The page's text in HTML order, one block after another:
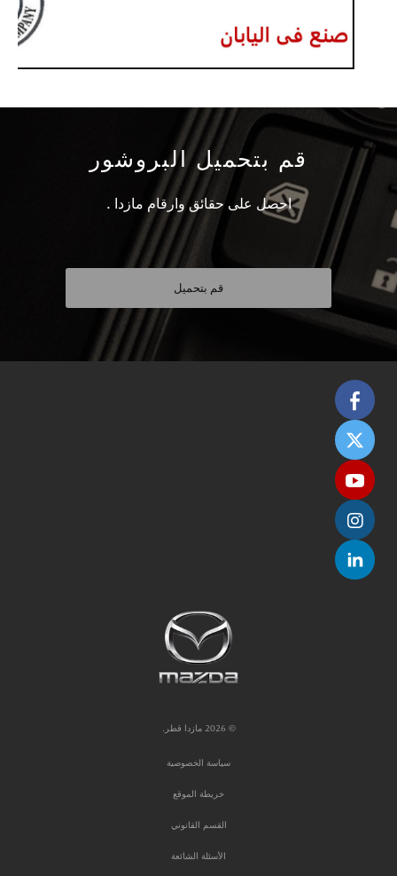
قم بتحميل البروشور
احصل على حقائق وارقام مازدا .
قم بتحميل
© 2026 مازدا قطر.
سياسة الخصوصية
خريطة الموقع
القسم القانوني
الأسئلة الشائعة